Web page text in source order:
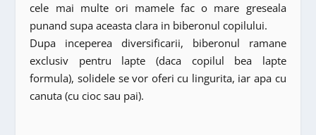
cele mai multe ori mamele fac o mare greseala
punand supa aceasta clara in biberonul copilului.
Dupa inceperea diversificarii, biberonul ramane
exclusiv pentru lapte (daca copilul bea lapte
formula), solidele se vor oferi cu lingurita, iar apa cu
canuta (cu cioc sau pai).